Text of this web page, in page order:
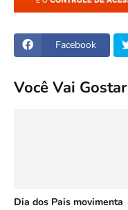
Facebook
Você Vai Gostar
Dia dos Pais movimenta